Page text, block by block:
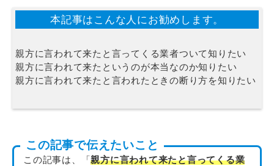
本記事はこんな人にお勧めします。
親方に言われて来たと言ってくる業者ついて知りたい
親方に言われて来たというのが本当なのか知りたい
親方に言われて来たと言われたときの断り方を知りたい
この記事で伝えたいこと
この記事は、「親方に言われて来たと言ってくる業